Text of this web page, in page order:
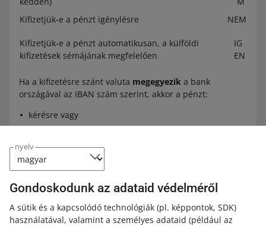
nyelv
Gondoskodunk az adataid védelméről
A sütik és a kapcsolódó technológiák (pl. képpontok, SDK)
használatával, valamint a személyes adataid (például az
Kifizetjük-e a pénzt igénylésre
NEM
Kifizetjük-e a pénzt automatikusan, a külföldi
kifizetések sémájának megfelelően
IG
EN
Ha a kifizetésre szánt valuta megegyezik a bank
országával az IBAN szám szerint, akkor a pénzt:
kérésre vagy
Ha a kifizetésre szánt valuta
országával az IBAN szám szerint, akkor a pénzt az alábbi
módon utaljuk ki:
a hónap 1. napján történik, függetlenül a felhalmozott
pénzeszköztől,